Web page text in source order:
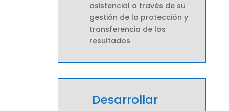
asistencial a través de su
gestión de la protección y
transferencia de los
resultados
Desarrollar